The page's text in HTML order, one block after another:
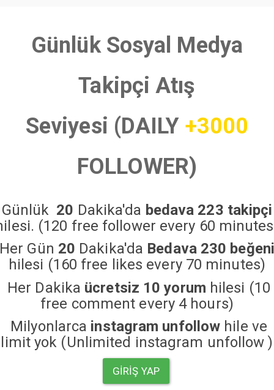
Günlük Sosyal Medya
Takipçi Atış
Seviyesi (DAILY +3000
FOLLOWER)
Günlük 20 Dakika'da bedava 223 takipçi
(120 free follower every 60
Her Gün 20 Dakika'da Bedava 230 beğeni
hilesi (160 free likes every 70 minutes)
Her Dakika ücretsiz 10 yorum hilesi (10
free comment every 4 hours)
Milyonlarca instagram unfollow hile ve
limit yok (Unlimited instagram unfollow )
GIRIŞ YAP